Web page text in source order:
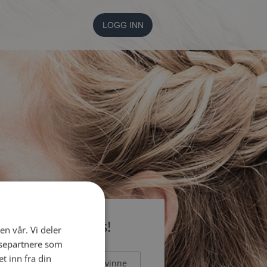
LOGG INN
medlem gratis!
Mann Kvinne
vår. Vi deler
som
inn fra din